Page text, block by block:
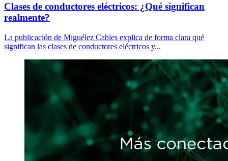
Clases de conductores eléctricos: ¿Qué significan
realmente?
La publicación de Miguélez Cables explica de forma clara qué
significan las clases de conductores eléctricos y...